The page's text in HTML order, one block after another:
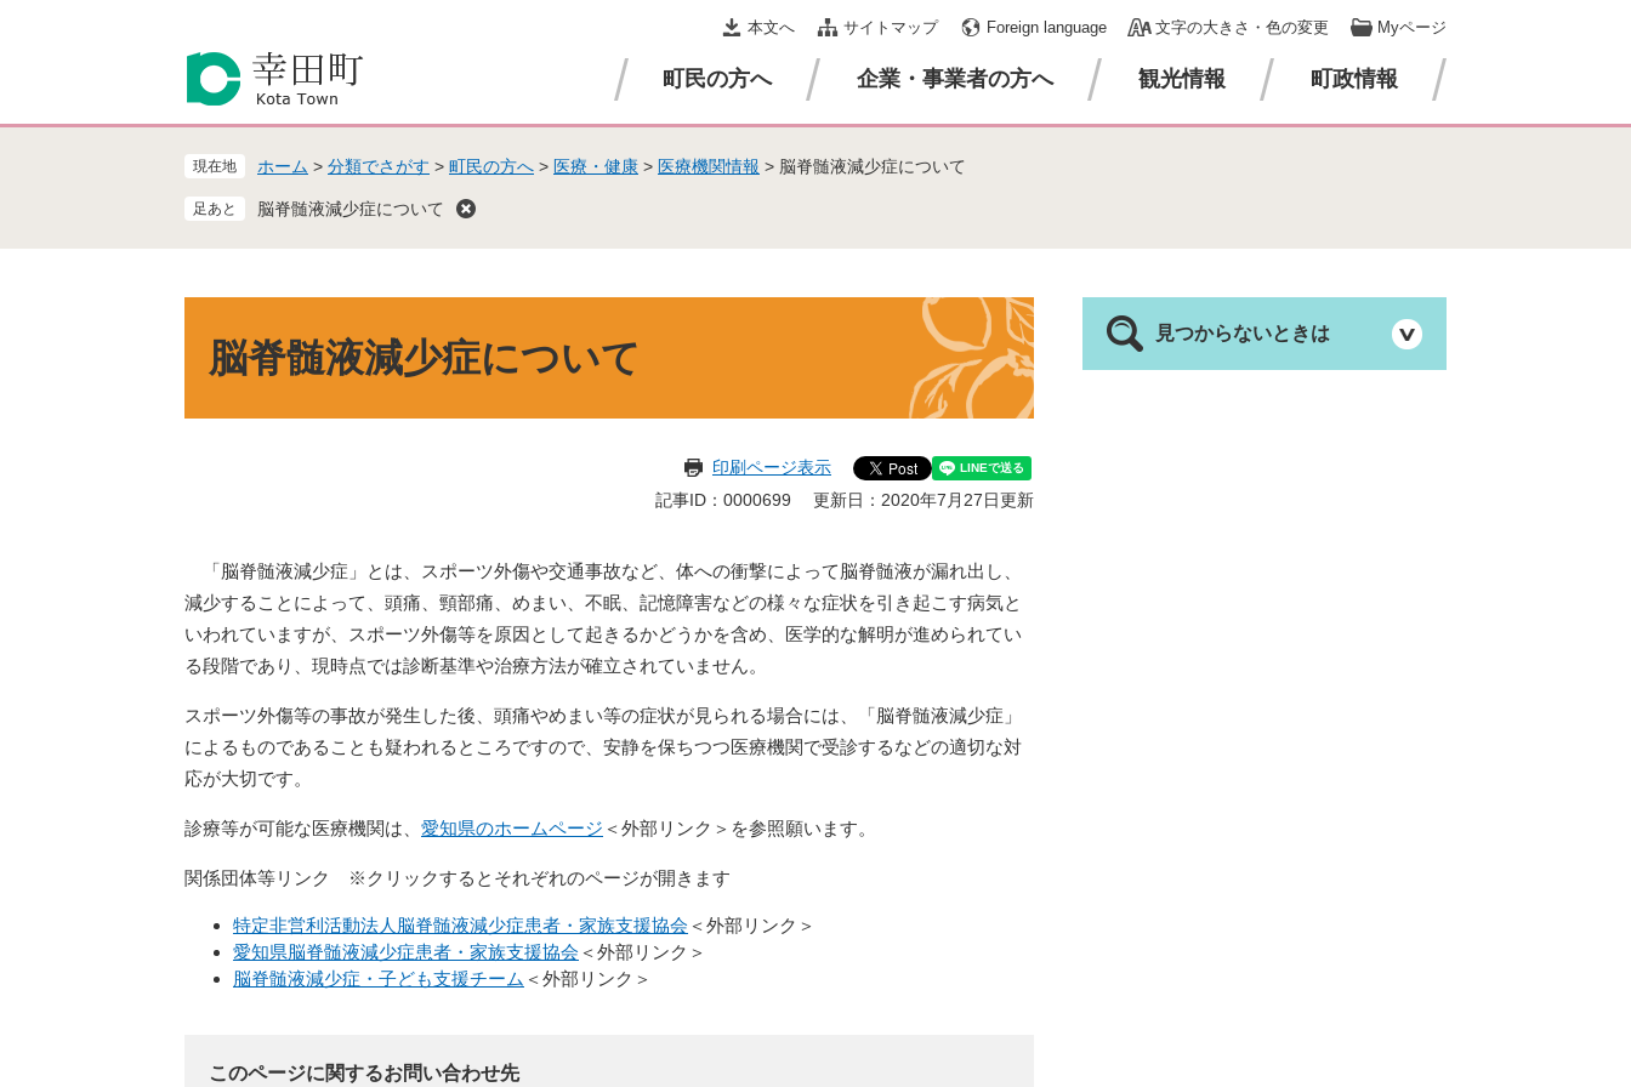
先
を
本
本文へ サイトマップ Foreign language 文字の大きさ・色の変更 Myページ
町民の方へ 企業・事業者の方へ 観光情報 町政情報
現在地 ホーム > 分類でさがす > 町民の方へ > 医療・健康 > 医療機関情報 > 脳脊髄液減少症について
脳脊髄液減少症について
脳脊髄液減少症について
印刷ページ表示
記事ID：0000699
更新日：2020年7月27日更新
「脳脊髄液減少症」とは、スポーツ外傷や交通事故など、体への衝撃によって脳脊髄液が漏れ出し、
減少することによって、頭痛、頸部痛、めまい、不眠、記憶障害などの様々な症状を引き起こす病気と
いわれていますが、スポーツ外傷等を原因として起きるかどうかを含め、医学的な解明が進められてい
る段階であり、現時点では診断基準や治療方法が確立されていません。
スポーツ外傷等の事故が発生した後、頭痛やめまい等の症状が見られる場合には、「脳脊髄液減少症」
によるものであることも疑われるところですので、安静を保ちつつ医療機関で受診するなどの適切な対
応が大切です。
診療等が可能な医療機関は、 愛知県のホームページ ＜外部リンク＞ を参照願います。
関係団体等リンク ※クリックするとそれぞれのページが開きます
特定非営利活動法人脳脊髄液減少症患者・家族支援協会 ＜外部リンク＞
愛知県脳脊髄液減少症患者・家族支援協会 ＜外部リンク＞
脳脊髄液減少症・子ども支援チーム ＜外部リンク＞
このページに関するお問い合わせ先
見つからないときは